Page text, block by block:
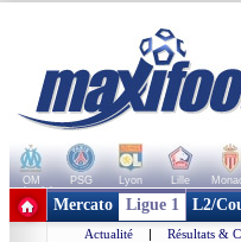
OM PSG Lyon Lille
+ de clubs
Mercato Ligue 1 L2/
Actualité | Résultats &